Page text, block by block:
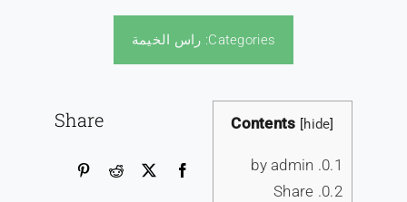
Categories: راس الخيمة
Contents [hide]
0.1.
0.2.
Share